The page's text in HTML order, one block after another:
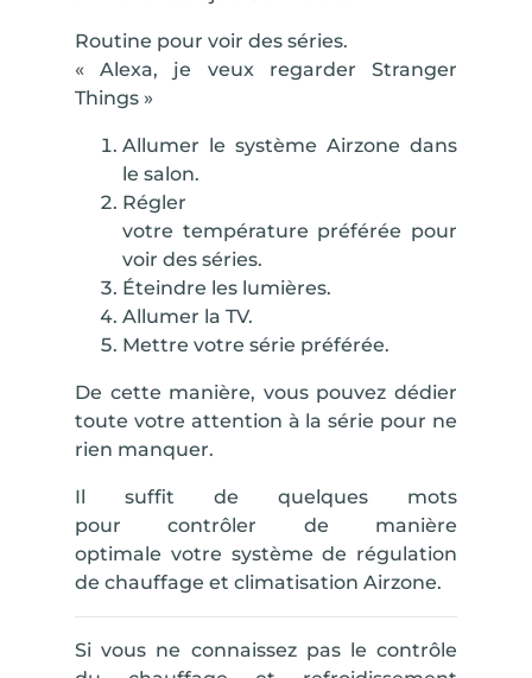
Routine pour voir des séries.
« Alexa, je veux regarder Stranger
Things »
Allumer le système Airzone dans
le salon.
Régler
votre température préférée pour
voir des séries.
Éteindre les lumières.
Allumer la TV.
Mettre votre série préférée.
De cette manière, vous pouvez dédier
toute votre attention à la série pour ne
rien manquer.
Il suffit de quelques mots
pour contrôler de manière
optimale votre système de régulation
de chauffage et climatisation Airzone.
Si vous ne connaissez pas le contrôle